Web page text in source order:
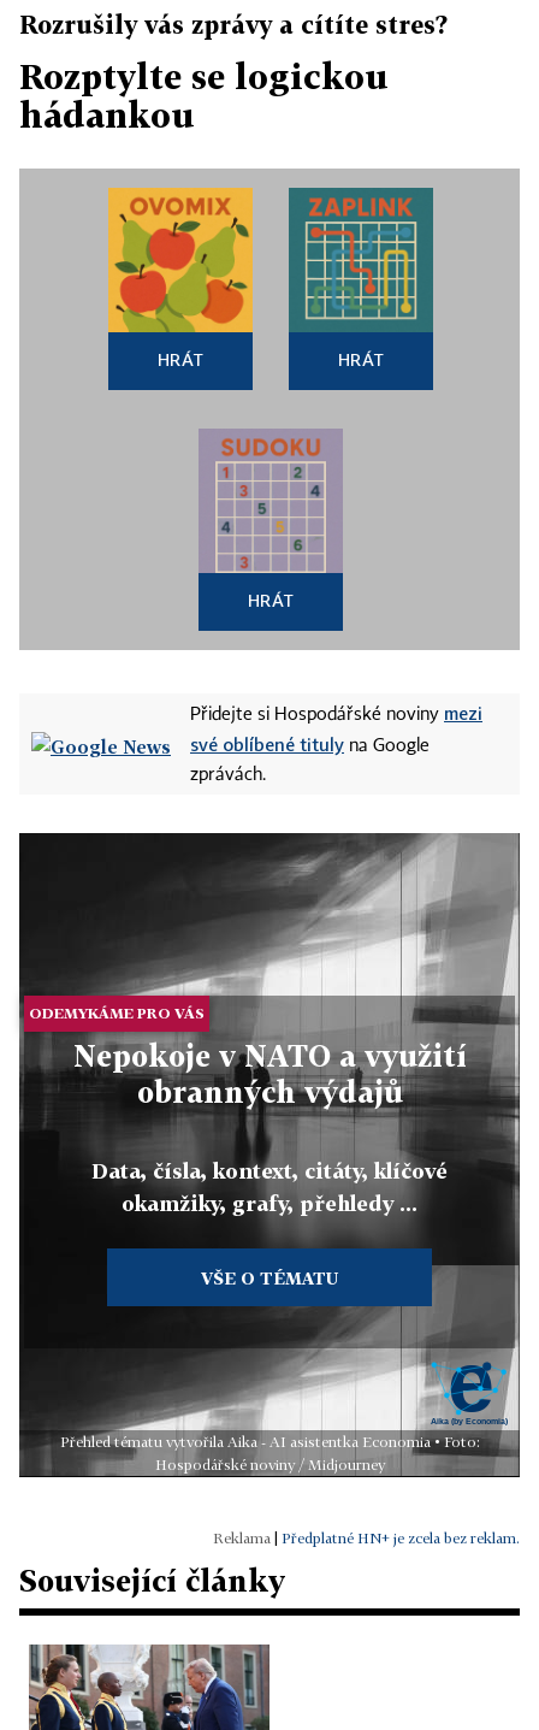
Rozrušily vás zprávy a cítíte stres?
Rozptylte se logickou
hádankou
HRÁT HRÁT
HRÁT
Přidejte si Hospodářské noviny mezi
své oblíbené tituly na Google
zprávách.
ODEMYKÁME PRO VÁS
Nepokoje v NATO a využití
obranných výdajů
Data, čísla, kontext, citáty, klíčové
okamžiky, grafy, přehledy ...
VŠE O TÉMATU
Přehled tématu vytvořila Aika - AI asistentka Economia • Foto:
Hospodářské noviny / Midjourney
Předplatné HN+ je zcela bez reklam.
Související články